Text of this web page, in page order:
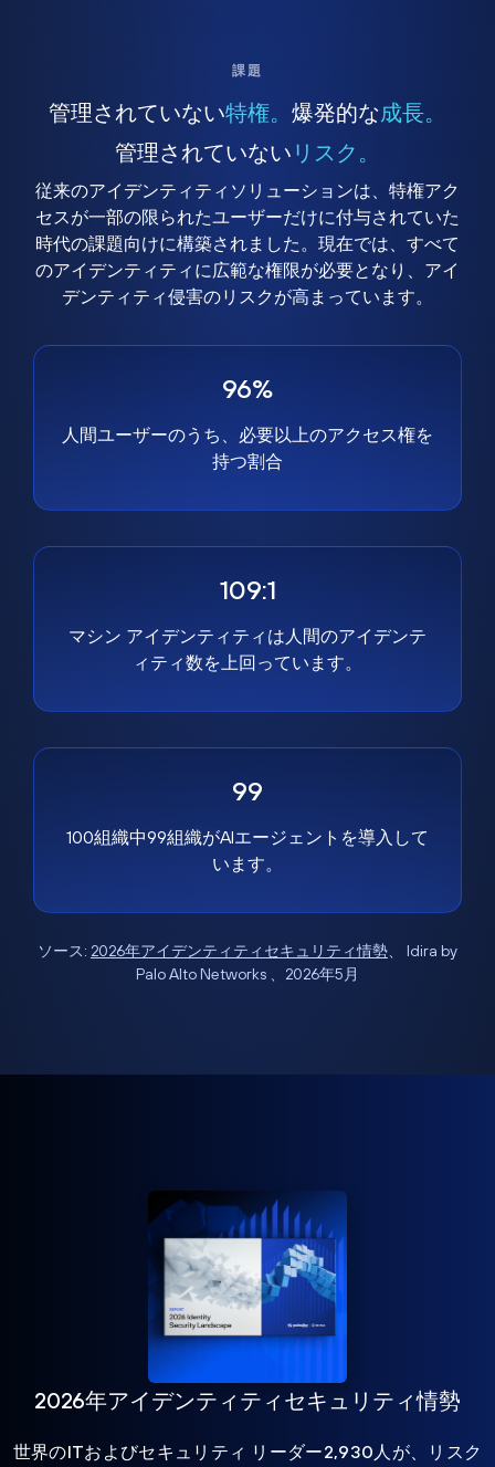
課題
管理されていない特権。 爆発的な成長。
管理されていない リスク。
従来のアイデンティティソリューションは、特権アク
セスが一部の限られたユーザーだけに付与されていた
時代の課題向けに構築されました。現在では、すべて
のアイデンティティに広範な権限が必要となり、アイ
デンティティ侵害のリスクが高まっています。
96%
人間ユーザーのうち、必要以上のアクセス権を
持つ割合
109:1
マシン アイデンティティは人間のアイデンテ
ィティ数を上回っています。
99
100組織中99組織がAIエージェントを導入して
います。
ソース: 2026年アイデンティティセキュリティ情勢、 Idira by
Palo Alto Networks 、2026年5月
2026年アイデンティティセキュリティ情勢
世界のITおよびセキュリティ リーダー2,930人が、リスク